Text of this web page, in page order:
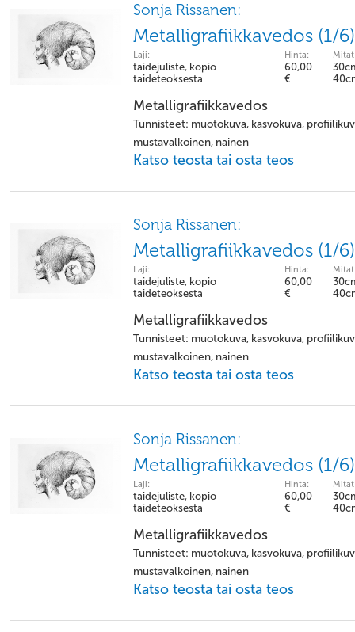
Sonja Rissanen:
Metalligrafiikkavedos (1/6)
Laji:
taidejuliste, kopio
taideteoksesta
Hinta:
60,00
€
Metalligrafiikkavedos
Tunnisteet: muotokuva, kasvokuva,
mustavalkoinen, nainen
Katso teosta tai osta teos
Sonja Rissanen:
Metalligrafiikkavedos (1/6)
Laji:
taidejuliste, kopio
taideteoksesta
Hinta:
60,00
€
Metalligrafiikkavedos
Tunnisteet: muotokuva, kasvokuva,
mustavalkoinen, nainen
Katso teosta tai osta teos
Sonja Rissanen:
Metalligrafiikkavedos (1/6)
Laji:
taidejuliste, kopio
taideteoksesta
Hinta:
60,00
€
Metalligrafiikkavedos
Tunnisteet: muotokuva, kasvokuva,
mustavalkoinen, nainen
Katso teosta tai osta teos